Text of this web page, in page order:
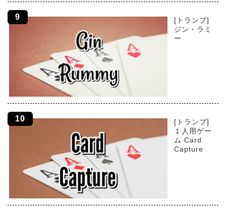
[トランプ]
ジン・ラミ
ー
[トランプ]
１人用ゲー
ム Card
Capture